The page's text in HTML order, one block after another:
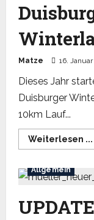
Matze 16. Januar
Dieses Jahr
Duisburger
10km Lauf...
Weiterlesen ...
Allgemein